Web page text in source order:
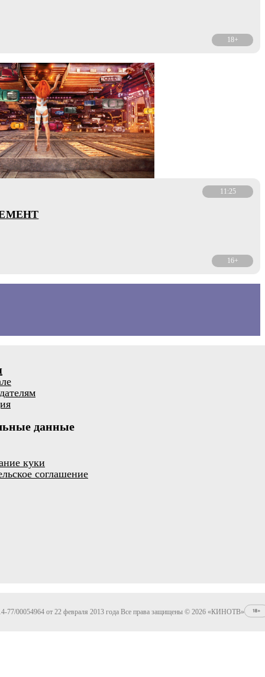
18+
11:25
16+
данные
куки
соглашение
00054964 от 22 февраля 2013 года Все права защищены © 2026 «КИНОТВ»